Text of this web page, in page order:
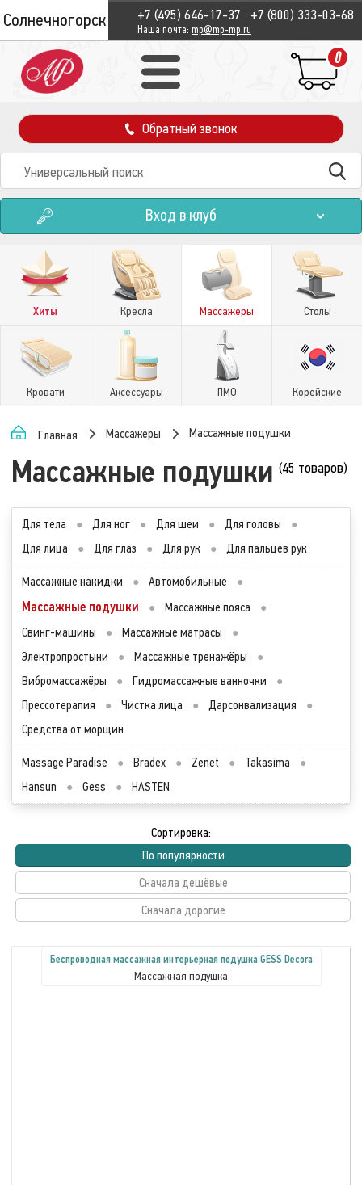
Солнечногорск +7 (495) 646-17-37 +7 (800) 333-03-68
Наша почта: mp@mp-mp.ru
0
Обратный звонок
Вход в клуб
Хиты Кресла Массажеры Столы
Кровати Аксессуары ПМО Корейские
Главная Массажеры Массажные подушки
Массажные подушки (45 товаров)
Для тела ● Для ног ● Для шеи ● Для головы
●
Для лица
● Для глаз ● Для рук ● Для пальцев рук
Массажные накидки ● Автомобильные ●
Массажные подушки ● Массажные пояса
●
Свинг-машины
● Массажные матрасы
●
Электропростыни
● Массажные тренажёры
●
Вибромассажёры
● Гидромассажные ванночки
●
Прессотерапия
● Чистка лица ● Дарсонвализация
●
Средства от морщин
Massage Paradise ● Bradex ● Zenet ● Takasima
●
Hansun
● Gess ● HASTEN
Сортировка:
По популярности
Сначала дешёвые
Сначала дорогие
Беспроводная массажная интерьерная подушка GESS Decora
Массажная подушка